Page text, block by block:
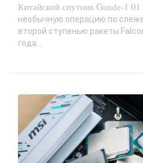
Китайский спутник Gande-1
необычную операцию по
второй ступенью ракеты
года...